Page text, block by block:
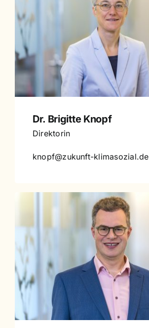
Dr. Brigitte Knopf
Direktorin
knopf@zukunft-klimasozial.de